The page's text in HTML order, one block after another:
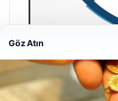
Hastaş Beton
Göz Atın